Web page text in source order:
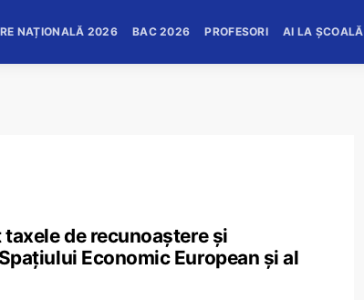
NAȚIONALĂ 2026 BAC 2026 PROFESORI AI LA ȘCOALĂ
de recunoaștere și
Economic European și al